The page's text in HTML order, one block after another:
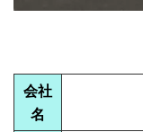
会社
名